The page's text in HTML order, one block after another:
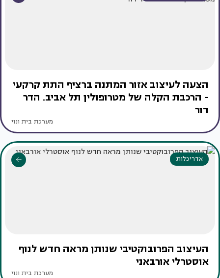
הצעה לעיצוב אזור המתנה ברציף התת קרקעי
- הרכבת הקלה של מטרופולין תל אביב. הדר
דור
מערכת בית ונוי
אדריכלות
העיצוב הפרובוקטיבי שנותן מראה חדש לנוף
אוסטרלי אורבאני
מערכת בית ונוי